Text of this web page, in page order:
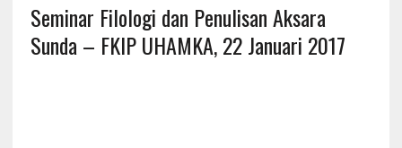
Seminar Filologi dan Penulisan Aksara
Sunda – FKIP UHAMKA, 22 Januari 2017